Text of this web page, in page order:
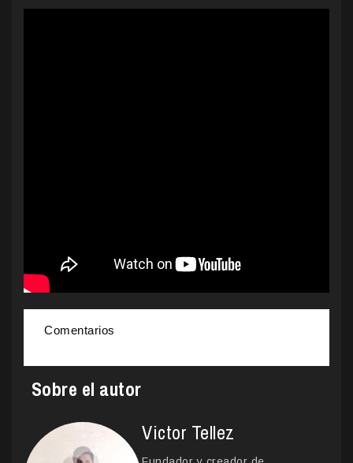
Comentarios
Sobre el autor
Victor Tellez